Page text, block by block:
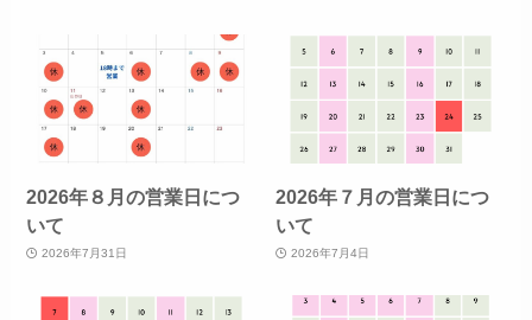
2026年８月の営業日につ
いて
2026年7月31日
2026年７月の営業日につ
いて
2026年7月4日